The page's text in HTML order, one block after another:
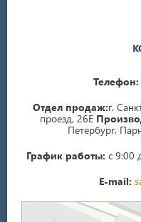
Телефон:
Отдел продаж:г.
проезд, 26Е
Петербург,
График работы: с 9:00
E-mail:
Санкт‑Петербург
5-й Верхний переулок, 13А на